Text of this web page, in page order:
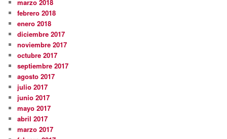
marzo 2018
febrero 2018
enero 2018
diciembre 2017
noviembre 2017
octubre 2017
septiembre 2017
agosto 2017
julio 2017
junio 2017
mayo 2017
abril 2017
marzo 2017